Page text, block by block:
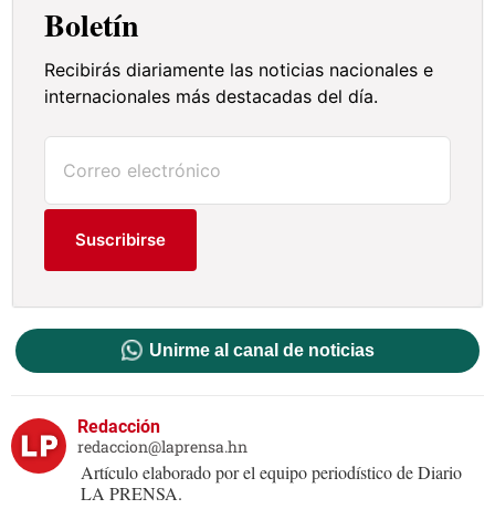
Boletín
Recibirás diariamente las noticias nacionales e
internacionales más destacadas del día.
Suscribirse
Unirme al canal de noticias
Redacción
redaccion@laprensa.hn
Artículo elaborado por el equipo periodístico de Diario
LA PRENSA.